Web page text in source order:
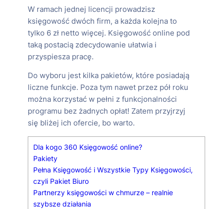
W ramach jednej licencji prowadzisz
księgowość dwóch firm, a każda kolejna to
tylko 6 zł netto więcej. Księgowość online pod
taką postacią zdecydowanie ułatwia i
przyspiesza pracę.
Do wyboru jest kilka pakietów, które posiadają
liczne funkcje. Poza tym nawet przez pół roku
można korzystać w pełni z funkcjonalności
programu bez żadnych opłat! Zatem przyjrzyj
się bliżej ich ofercie, bo warto.
Dla kogo 360 Księgowość online?
Pakiety
Pełna Księgowość i Wszystkie Typy Księgowości,
czyli Pakiet Biuro
Partnerzy księgowości w chmurze – realnie
szybsze działania